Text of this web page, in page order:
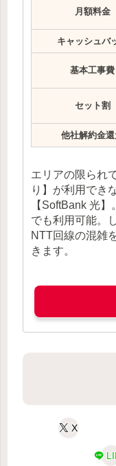
月額料金
キャッシュバ
基本工事費
セット割
他社解約金
エリアの限られ
り】が利用でき
【SoftBank 光
でも利用可能。
NTT回線の混雑
きます。
X